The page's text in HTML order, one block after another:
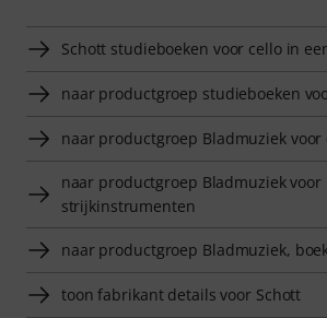
Schott studieboeken voor cello in
naar productgroep studieboeken
naar productgroep Bladmuziek voor
naar productgroep Bladmuziek voor
strijkinstrumenten
naar productgroep Bladmuziek,
toon fabrikant details voor Schott